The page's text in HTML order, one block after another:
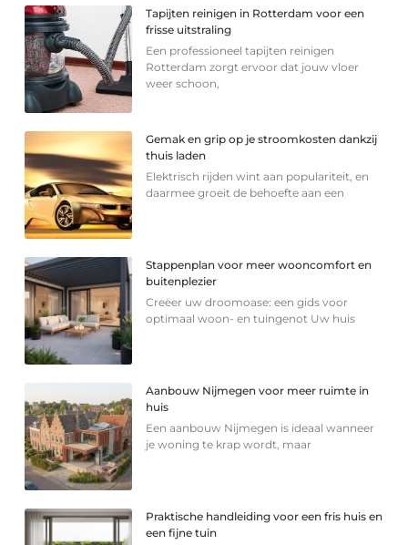
Tapijten reinigen in Rotterdam voor een
frisse uitstraling
Een professioneel tapijten reinigen
Rotterdam zorgt ervoor dat jouw vloer
weer schoon,
Gemak en grip op je stroomkosten dankzij
thuis laden
Elektrisch rijden wint aan populariteit, en
daarmee groeit de behoefte aan een
Stappenplan voor meer wooncomfort en
buitenplezier
Creëer uw droomoase: een gids voor
optimaal woon- en tuingenot Uw huis
Aanbouw Nijmegen voor meer ruimte in
huis
Een aanbouw Nijmegen is ideaal wanneer
je woning te krap wordt, maar
Praktische handleiding voor een fris huis en
een fijne tuin